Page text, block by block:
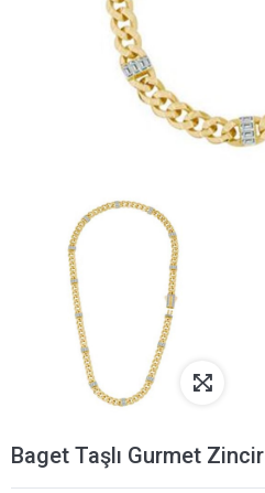
Baget Taşlı Gurmet Zincir